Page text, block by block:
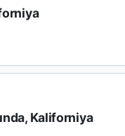
Kaliforniya